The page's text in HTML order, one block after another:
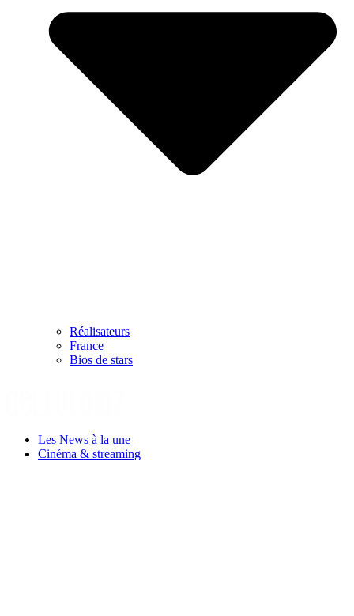
Réalisateurs
France
Bios de stars
Les News à la une
Cinéma & streaming